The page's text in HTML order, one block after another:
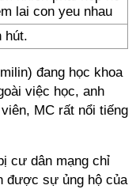
hút.
đang học khoa
việc học, anh
MC rất nổi tiếng
cư dân mạng chỉ
được sự ủng hộ của